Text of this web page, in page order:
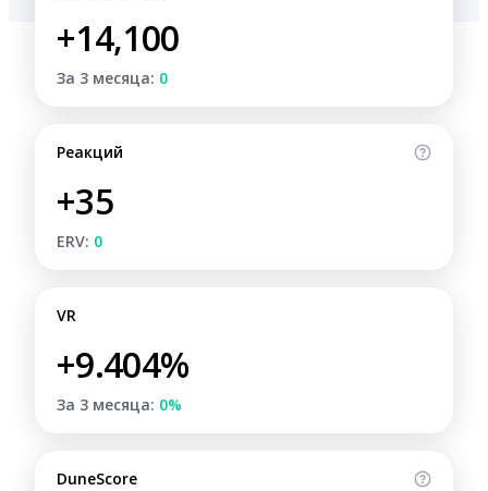
+14,100
За 3 месяца: 0
Реакций
+35
ERV: 0
VR
+9.404%
За 3 месяца: 0%
DuneScore